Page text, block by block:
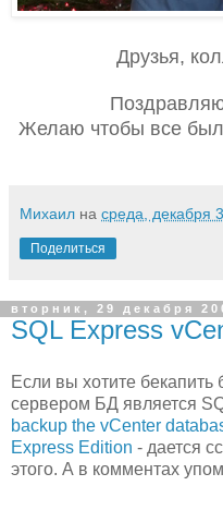
Друзья,
Желаю чтобы все
Михаил на среда, декабря
Поделиться
вторник, 29 декабря
SQL Express
Если вы хотите бекапить
сервером БД является
backup the vCenter
Express Edition - дается
этого. А в комментах